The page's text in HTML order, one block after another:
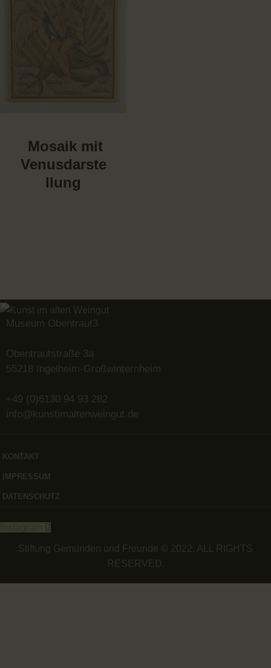
Mosaik mit
Venusdarste
llung
Museum Obentraut3
Obentrautstraße 3a
55218 Ingelheim-Großwinternheim
+49 (0)6130 94 93 282
info@kunstimaltenweingut.de
KONTAKT
IMPRESSUM
DATENSCHUTZ
Stiftung Gemünden und Freunde © 2022. ALL RIGHTS
RESERVED.